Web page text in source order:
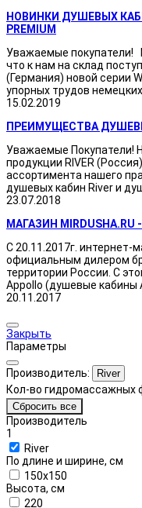
НОВИНКИ ДУШЕВЫХ
PREMIUM
Уважаемые
что к нам на склад
(Германия) новой серии
упорных трудов
15.02.2019
ПРЕИМУЩЕСТВА
Уважаемые Покупатели!
продукции RIVER
ассортимента нашего
душевых кабин River и
23.07.2018
МАГАЗИН
С 20.11.2017г. интернет-
официальным дилером
территории России. С
Appollo (душевые кабины
20.11.2017
Закрыть
Параметры
Производитель: River
Кол-во гидромассажных
Сбросить все
Производитель
1
River
По длине и ширине, см
150x150
Высота, см
220